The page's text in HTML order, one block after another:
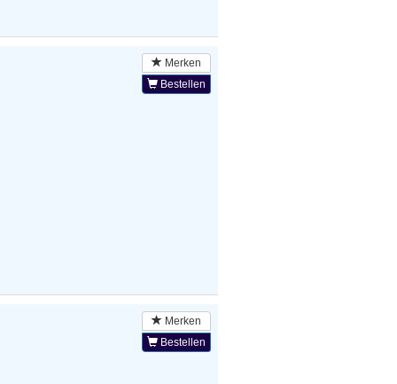
Merken
Bestellen
Merken
Bestellen